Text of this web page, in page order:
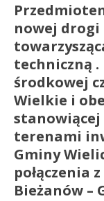
nowej drogi
techniczną .
środkowej
Wielkie i
stanowiącej
terenami
Gminy
połączenia
Bieżanów –